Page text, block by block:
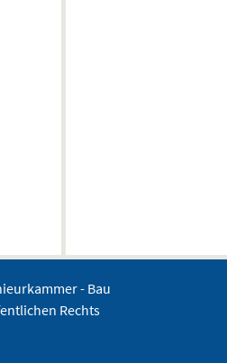
- Bau
Rechts